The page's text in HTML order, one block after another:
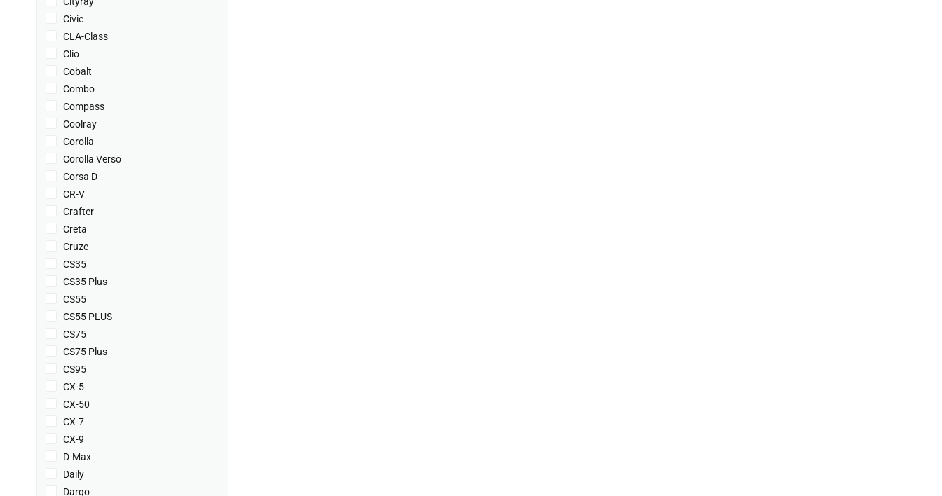
Civic
CLA-Class
Clio
Cobalt
Combo
Compass
Coolray
Corolla
Corolla Verso
Corsa D
CR-V
Crafter
Creta
Cruze
CS35
CS35 Plus
CS55
CS55 PLUS
CS75
CS75 Plus
CS95
CX-5
CX-50
CX-7
CX-9
D-Max
Daily
Dargo